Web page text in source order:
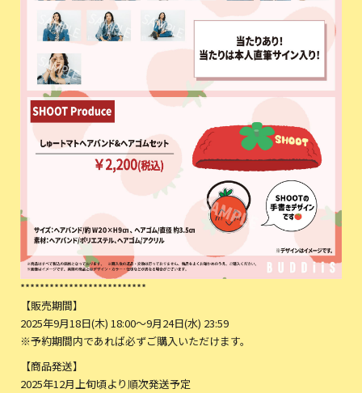
**************************
【販売期間】
2025年9月18日(木) 18:00～9月24日(水) 23:59
※予約期間内であれば必ずご購入いただけます。
【商品発送】
2025年12月上旬頃より順次発送予定